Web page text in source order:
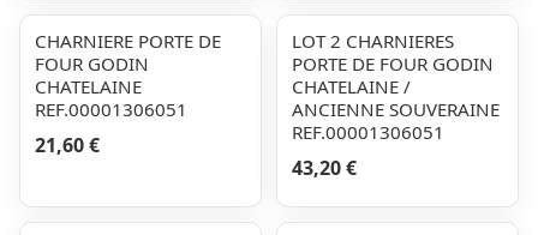
CHARNIERE PORTE DE
FOUR GODIN
CHATELAINE
REF.00001306051
21,60 €
LOT 2 CHARNIERES
PORTE DE FOUR GODIN
CHATELAINE /
ANCIENNE SOUVERAINE
REF.00001306051
43,20 €